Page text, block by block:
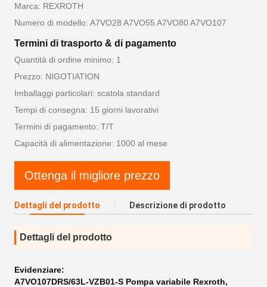
Marca: REXROTH
Numero di modello: A7VO28 A7VO55 A7VO80 A7VO107
Termini di trasporto & di pagamento
Quantità di ordine minimo: 1
Prezzo: NIGOTIATION
Imballaggi particolari: scatola standard
Tempi di consegna: 15 giorni lavorativi
Termini di pagamento: T/T
Capacità di alimentazione: 1000 al mese
Ottenga il migliore prezzo
Dettagli del prodotto Descrizione di prodotto
Dettagli del prodotto
Evidenziare:
A7VO107DRS/63L-VZB01-S Pompa variabile Rexroth,